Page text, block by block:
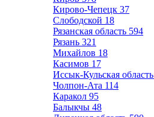
Кирово-Чепецк 37
Слободской 18
Рязанская область 594
Рязань 321
Михайлов 18
Касимов 17
Иссык-Кульская область
Чолпон-Ата 114
Каракол 95
Балыкчы 48